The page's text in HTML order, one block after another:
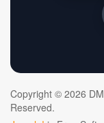
Copyright © 2026
Reserved.